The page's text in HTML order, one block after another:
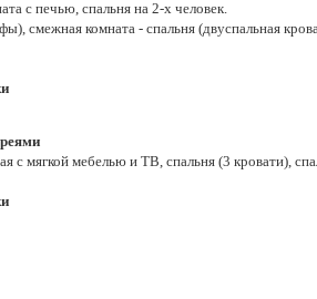
с печью, спальня на 2-х человек.
смежная комната - спальня (двуспальная
с мягкой мебелью и ТВ, спальня (3 кровати),